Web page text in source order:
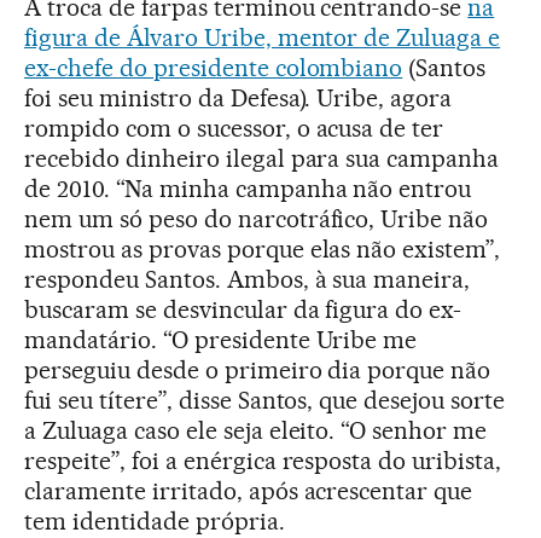
A troca de farpas terminou centrando-sena
figura de Álvaro Uribe, mentor de Zuluaga e
ex-chefe do presidente colombiano (Santos
foi seu ministro da Defesa). Uribe, agora
rompido com o sucessor, o acusa de ter
recebido dinheiro ilegal para sua campanha
de 2010. “Na minha campanha não entrou
nem um só peso do narcotráfico, Uribe não
mostrou as provas porque elas não existem”,
respondeu Santos. Ambos, à sua maneira,
buscaram se desvincular da figura do ex-
mandatário. “O presidente Uribe me
perseguiu desde o primeiro dia porque não
fui seu títere”, disse Santos, que desejou sorte
a Zuluaga caso ele seja eleito. “O senhor me
respeite”, foi a enérgica resposta do uribista,
claramente irritado, após acrescentar que
tem identidade própria.